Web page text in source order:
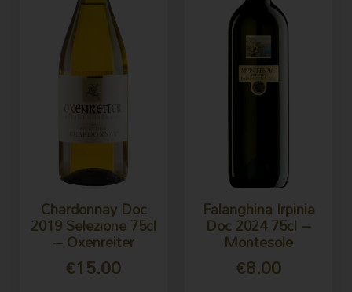
Chardonnay Doc
2019 Selezione 75cl
– Oxenreiter
€15.00
Falanghina Irpinia
Doc 2024 75cl –
Montesole
€8.00